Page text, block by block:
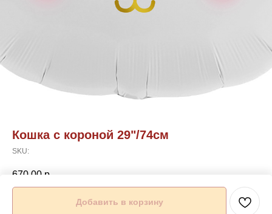
Кошка с короной 29"/74см
SKU:
670,00 р.
Добавить в корзину